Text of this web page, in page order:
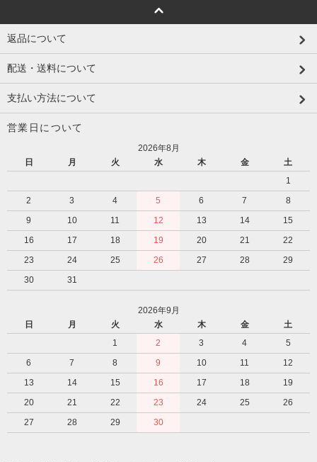
返品について
配送・送料について
支払い方法について
営業日について
2026年8月
日
月 火 水 木 金
土
1
2
3 4 5 6 7
8
9
10 11 12 13 14
15
16
17 18 19 20 21
22
23
24 25 26 27 28
29
30
31
2026年9月
日
月 火 水 木 金
土
1
2 3 4
5
6
7 8 9 10 11
12
13
14 15 16 17 18
19
20
21 22 23 24 25
26
27
28 29 30